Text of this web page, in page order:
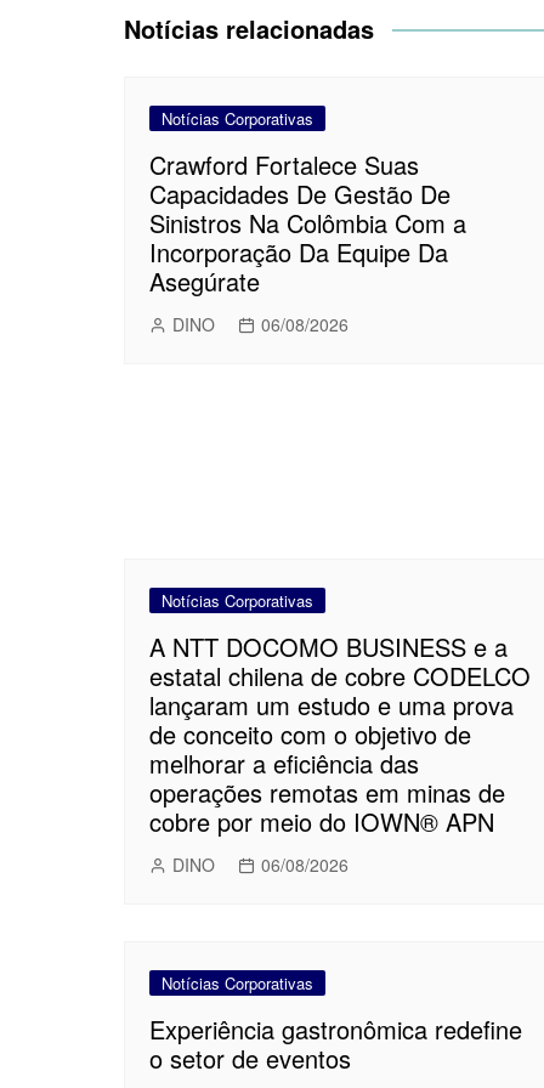
Post
Notícias relacionadas
Notícias Corporativas
Crawford Fortalece Suas
Capacidades De Gestão De
Sinistros Na Colômbia Com a
Incorporação Da Equipe Da
Asegúrate
DINO 06/08/2026
Notícias Corporativas
A NTT DOCOMO BUSINESS e a
estatal chilena de cobre CODELCO
lançaram um estudo e uma prova
de conceito com o objetivo de
melhorar a eficiência das
operações remotas em minas de
cobre por meio do IOWN® APN
DINO 06/08/2026
Notícias Corporativas
Experiência gastronômica redefine
o setor de eventos